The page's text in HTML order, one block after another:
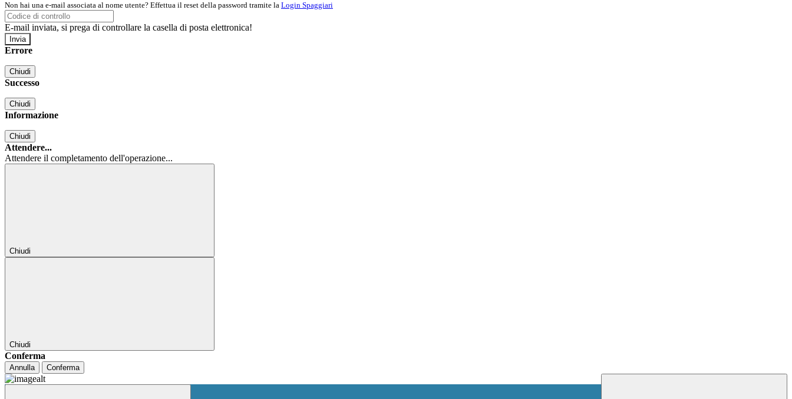
Non hai una e-mail associata al nome utente? Effettua il reset della password tramite la Login Spaggiari
E-mail inviata, si prega di controllare la casella di posta elettronica!
Errore
Chiudi
Successo
Chiudi
Informazione
Chiudi
Attendere...
Attendere il completamento dell'operazione...
Chiudi
Chiudi
Conferma
Annulla Conferma